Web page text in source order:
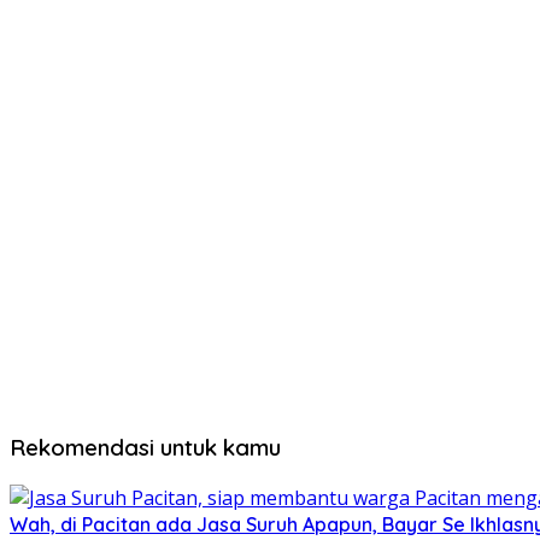
Rekomendasi untuk kamu
Wah, di Pacitan ada Jasa Suruh Apapun, Bayar Se